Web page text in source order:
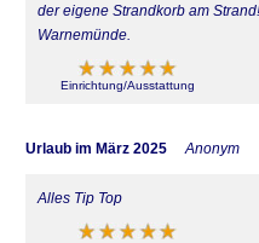
der eigene Strandkorb am
Warnemünde.
Einrichtung/Ausstattung
Urlaub im März 2025 Anonym
Alles Tip Top